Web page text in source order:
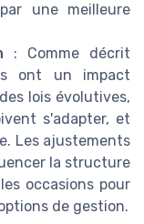
une meilleure
: Comme décrit
ont un impact
lois évolutives,
s'adapter, et
Les ajustements
la structure
occasions pour
de gestion.